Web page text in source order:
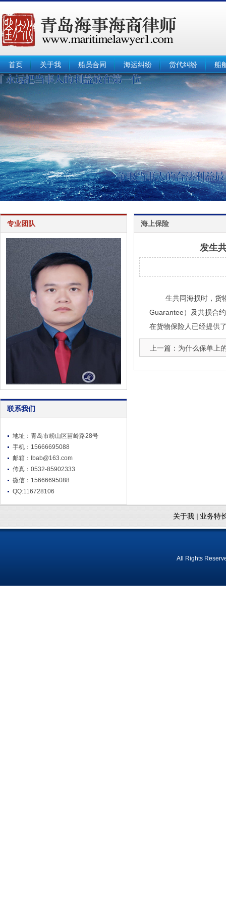
首页 关于我 船员合同 海运纠纷 货代纠纷 船
专业团队
联系我们
地址：青岛市崂山区苗岭路28号
手机：15666695088
邮箱：lbab@163.com
传真：0532-85902333
微信：15666695088
QQ:116728106
海上保险
发生
生共同海损时，货物
Guarantee）及共损合
在货物保险人已经提供
上一篇：为什么保单上
关于我 | 业务特
All Rights